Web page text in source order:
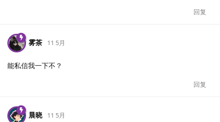
回复
雾茶 11 5月
能私信我一下不？
回复
晨晓 11 5月